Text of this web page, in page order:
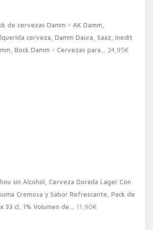
era:
20,00€.
es:
13,88€.
de cervezas Damm - AK Damm,
cerveza, Damm Daura, Saaz, Inedit
Bock Damm - Cervezas para… 24,95€
sin Alcohol, Cerveza Dorada Lager Con
Cremosa y Sabor Refrescante, Pack de
33 cl, 1% Volumen de… 11,90€